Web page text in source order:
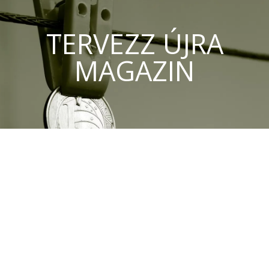
TERVEZZ ÚJRA
MAGAZIN